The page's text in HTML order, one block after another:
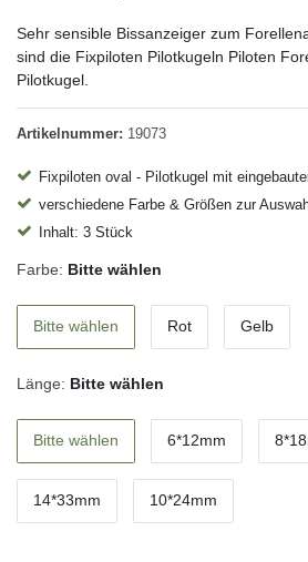
Sehr sensible Bissanzeiger zum
sind die Fixpiloten Pilotkugeln Piloten
Pilotkugel.
Artikelnummer: 19073
Fixpiloten oval - Pilotkugel mit
verschiedene Farbe & Größen zur
Inhalt: 3 Stück
Farbe: Bitte wählen
Bitte wählen Rot Gelb
Länge: Bitte wählen
Bitte wählen 6*12mm
14*33mm 10*24mm